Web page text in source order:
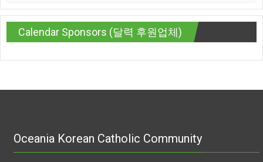
Calendar Sponsors (달력 후원업체)
Oceania Korean Catholic Community